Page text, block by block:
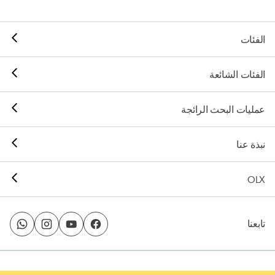
الفئات
الفئات الشائعة
عمليات البحث الرائجة
نبذة عنا
OLX
تابعنا